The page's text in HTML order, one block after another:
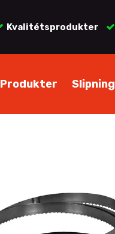
Kvalitétsprodukter
Produkter Slipning